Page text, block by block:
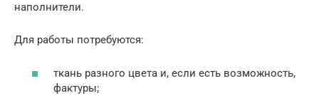
наполнители.
Для работы потребуются:
ткань разного цвета и, если есть возможность,
фактуры;